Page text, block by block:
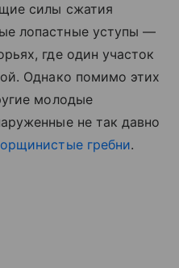
силы сжатия
лопастные уступы —
где один участок
Однако помимо этих
молодые
не так давно
гребни.